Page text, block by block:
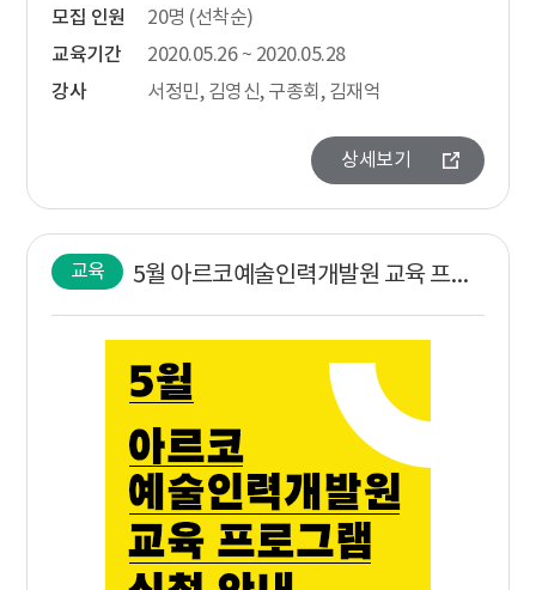
모집 인원
20명 (선착순)
교육기간
2020.05.26 ~ 2020.05.28
강사
서정민, 김영신, 구종회, 김재억
상세보기
교육 5월 아르코예술인력개발원 교육 프로그램 신청 안내